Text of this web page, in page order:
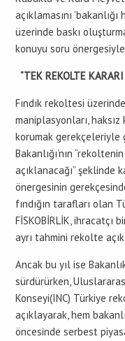
açıklamasını
üzerinde baskı
konuyu soru önergesiyle
“TEK REKOLTE
Fındık rekoltesi
maniplasyonları,
korumak gerekçeleriyle
Bakanlığı’nın
açıklanacağı” şeklinde
önergesinin
fındığın tarafları olan
FİSKOBİRLİK, ihracatçı
ayrı tahmini rekolte
Ancak bu yıl ise
sürdürürken,
Konseyi(INC) Türkiye
açıklayarak, hem
öncesinde serbest